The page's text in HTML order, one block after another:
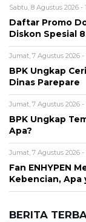
Sabtu, 8 Agustus 2026 -
Daftar Promo
Diskon Spesial
Jumat, 7 Agustus 2026 -
BPK Ungkap
Dinas Parepare
Jumat, 7 Agustus 2026 -
BPK Ungkap
Apa?
Jumat, 7 Agustus 2026 -
Fan ENHYPEN
Kebencian, Apa
BERITA